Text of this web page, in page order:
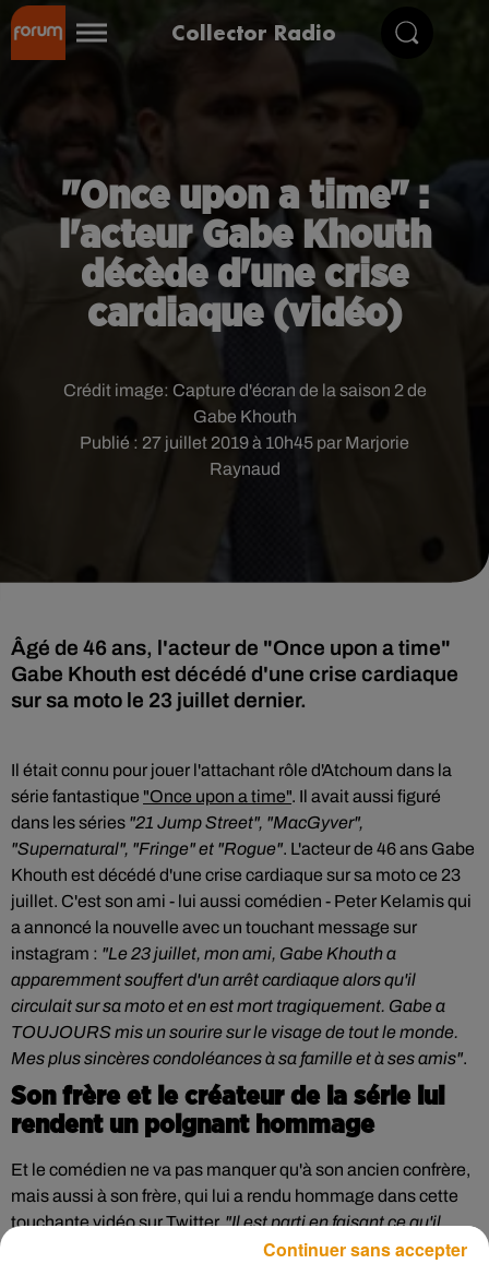
Collector Radio
"Once upon a time" :
l'acteur Gabe Khouth
décède d'une crise
cardiaque (vidéo)
Publié : 27 juillet 2019 à 10h45 par Marjorie
Raynaud
Crédit image: Capture d'écran de la saison 2 de
Gabe Khouth
Âgé de 46 ans, l'acteur de "Once upon a time"
Gabe Khouth est décédé d'une crise cardiaque
sur sa moto le 23 juillet dernier.
Il était connu pour jouer l'attachant rôle d'Atchoum dans la
série fantastique "Once upon a time". Il avait aussi figuré
dans les séries "21 Jump Street", "MacGyver",
"Supernatural", "Fringe" et "Rogue". L'acteur de 46 ans Gabe
Khouth est décédé d'une crise cardiaque sur sa moto ce 23
juillet. C'est son ami - lui aussi comédien - Peter Kelamis qui
a annoncé la nouvelle avec un touchant message sur
instagram : "Le 23 juillet, mon ami, Gabe Khouth a
apparemment souffert d'un arrêt cardiaque alors qu'il
circulait sur sa moto et en est mort tragiquement. Gabe a
TOUJOURS mis un sourire sur le visage de tout le monde.
Mes plus sincères condoléances à sa famille et à ses amis".
Son frère et le créateur de la série lui
rendent un poignant hommage
Et le comédien ne va pas manquer qu'à son ancien confrère,
mais aussi à son frère, qui lui a rendu hommage dans cette
touchante vidéo sur Twitter."Il est parti en faisant ce qu'il
aimait, il est en paix maintenant. Mon frère aimait conduire
Continuer sans accepter